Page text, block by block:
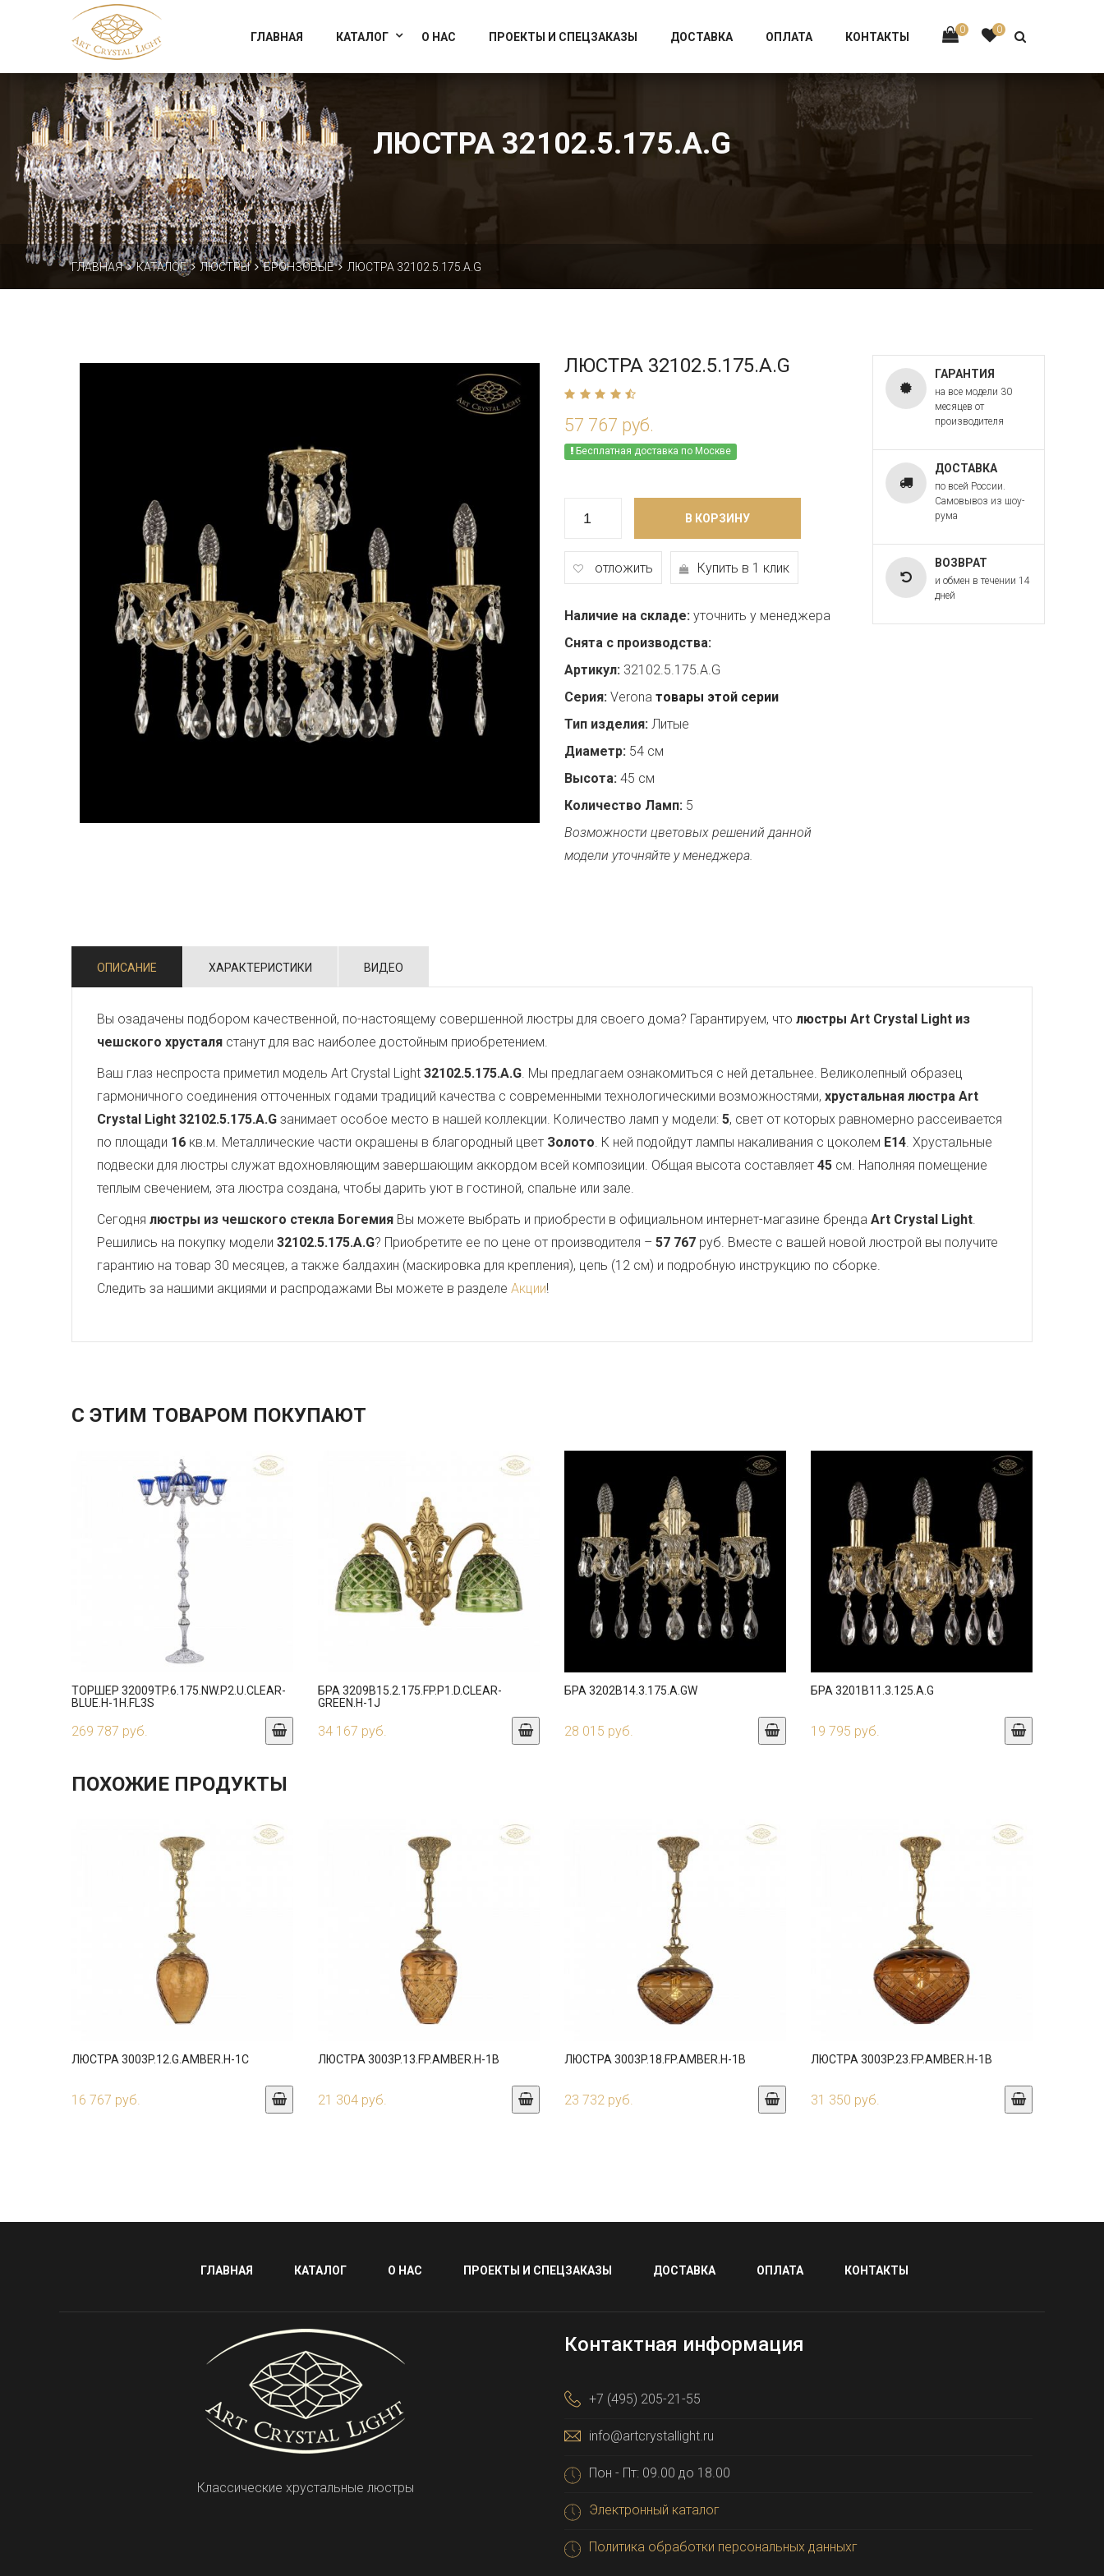
Официальный магазин фабрики Art Crystal Light
0 0
ГЛАВНАЯ КАТАЛОГ О НАС ПРОЕКТЫ И СПЕЦЗАКАЗЫ ДОСТАВКА ОПЛАТА КОНТАКТЫ
ЛЮСТРА 32102.5.175.A.G
ГЛАВНАЯ КАТАЛОГ ЛЮСТРЫ БРОНЗОВЫЕ ЛЮСТРА 32102.5.175.A.G
ЛЮСТРА 32102.5.175.A.G
57 767 руб.
Бесплатная доставка по Москве
В КОРЗИНУ
отложить Купить в 1 клик
Наличие на складе: уточнить у менеджера
Снята с производства:
Артикул: 32102.5.175.A.G
Серия: Verona товары этой серии
Тип изделия: Литые
Диаметр: 54 см
Высота: 45 см
Количество Ламп: 5
Возможности цветовых решений данной
модели уточняйте у менеджера.
ГАРАНТИЯ
на все модели 30
месяцев от
производителя
ДОСТАВКА
по всей России.
Самовывоз из шоу-
рума
ВОЗВРАТ
и обмен в течении 14
дней
ОПИСАНИЕ ХАРАКТЕРИСТИКИ ВИДЕО
Вы озадачены подбором качественной, по-настоящему совершенной люстры для своего дома? Гарантируем, что люстры Art Crystal Light из
чешского хрусталя станут для вас наиболее достойным приобретением.
Ваш глаз неспроста приметил модель Art Crystal Light 32102.5.175.A.G. Мы предлагаем ознакомиться с ней детальнее. Великолепный образец
гармоничного соединения отточенных годами традиций качества с современными технологическими возможностями, хрустальная люстра Art
Crystal Light 32102.5.175.A.G занимает особое место в нашей коллекции. Количество ламп у модели: 5, свет от которых равномерно рассеивается
по площади 16 кв.м. Металлические части окрашены в благородный цвет Золото. К ней подойдут лампы накаливания с цоколем E14. Хрустальные
подвески для люстры служат вдохновляющим завершающим аккордом всей композиции. Общая высота составляет 45 см. Наполняя помещение
теплым свечением, эта люстра создана, чтобы дарить уют в гостиной, спальне или зале.
Сегодня люстры из чешского стекла Богемия Вы можете выбрать и приобрести в официальном интернет-магазине бренда Art Crystal Light.
Решились на покупку модели 32102.5.175.A.G? Приобретите ее по цене от производителя – 57 767 руб. Вместе с вашей новой люстрой вы получите
гарантию на товар 30 месяцев, а также балдахин (маскировка для крепления), цепь (12 см) и подробную инструкцию по сборке.
Следить за нашими акциями и распродажами Вы можете в разделе Акции!
С ЭТИМ ТОВАРОМ ПОКУПАЮТ
ТОРШЕР 32009TP.6.175.NW.P2.U.CLEAR-
BLUE.H-1H.FL3S
269 787 руб.
БРА 3209B15.2.175.FP.P1.D.CLEAR-
GREEN.H-1J
34 167 руб.
БРА 3202B14.3.175.A.GW
28 015 руб.
БРА 3201B11.3.125.A.G
19 795 руб.
ПОХОЖИЕ ПРОДУКТЫ
ЛЮСТРА 3003P.12.G.AMBER.H-1C
16 767 руб.
ЛЮСТРА 3003P.13.FP.AMBER.H-1B
21 304 руб.
ЛЮСТРА 3003P.18.FP.AMBER.H-1B
23 732 руб.
ЛЮСТРА 3003P.23.FP.AMBER.H-1B
31 350 руб.
ГЛАВНАЯ КАТАЛОГ О НАС ПРОЕКТЫ И СПЕЦЗАКАЗЫ ДОСТАВКА ОПЛАТА КОНТАКТЫ
Классические хрустальные люстры
Контактная информация
+7 (495) 205-21-55
info@artcrystallight.ru
Пон - Пт: 09.00 до 18.00
Электронный каталог
Политика обработки персональных данныхг